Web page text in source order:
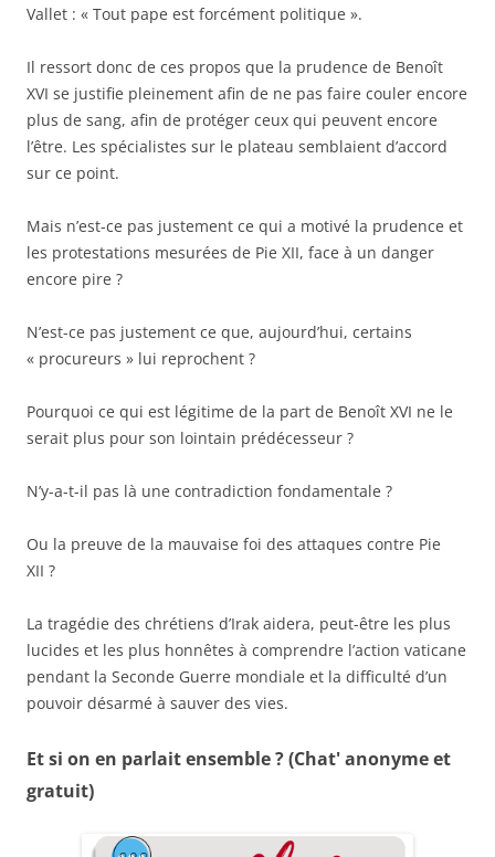
Vallet : « Tout pape est forcément politique ».
Il ressort donc de ces propos que la prudence de Benoît
XVI se justifie pleinement afin de ne pas faire couler encore
plus de sang, afin de protéger ceux qui peuvent encore
l’être. Les spécialistes sur le plateau semblaient d’accord
sur ce point.
Mais n’est-ce pas justement ce qui a motivé la prudence et
les protestations mesurées de Pie XII, face à un danger
encore pire ?
N’est-ce pas justement ce que, aujourd’hui, certains
« procureurs » lui reprochent ?
Pourquoi ce qui est légitime de la part de Benoît XVI ne le
serait plus pour son lointain prédécesseur ?
N’y-a-t-il pas là une contradiction fondamentale ?
Ou la preuve de la mauvaise foi des attaques contre Pie
XII ?
La tragédie des chrétiens d’Irak aidera, peut-être les plus
lucides et les plus honnêtes à comprendre l’action vaticane
pendant la Seconde Guerre mondiale et la difficulté d’un
pouvoir désarmé à sauver des vies.
Et si on en parlait ensemble ? (Chat' anonyme et
gratuit)